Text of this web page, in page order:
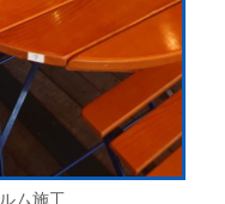
ム施工